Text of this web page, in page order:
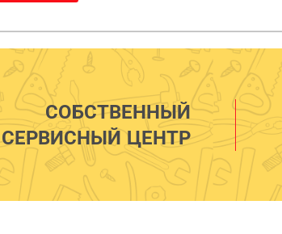
СОБСТВЕННЫЙ
СЕРВИСНЫЙ ЦЕНТР